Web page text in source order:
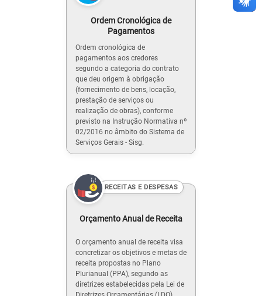
Ordem Cronológica de
Pagamentos
Ordem cronológica de
pagamentos aos credores
segundo a categoria do contrato
que deu origem à obrigação
(fornecimento de bens, locação,
prestação de serviços ou
realização de obras), conforme
previsto na Instrução Normativa nº
02/2016 no âmbito do Sistema de
Serviços Gerais - Sisg.
RECEITAS E DESPESAS
Orçamento Anual de Receita
O orçamento anual de receita visa
concretizar os objetivos e metas de
receita propostas no Plano
Plurianual (PPA), segundo as
diretrizes estabelecidas pela Lei de